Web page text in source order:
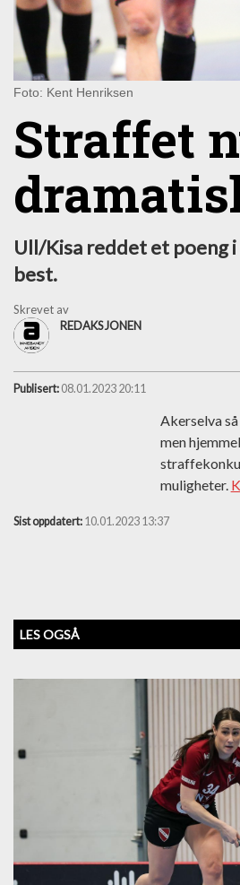
Foto: Kent Henriksen
Straffet
Ull/Kisa reddet et poeng
best.
Skrevet av
REDAKSJONEN
Publisert: 08.01.2023 20:11
Akerselva
men
muligheter.
Sist oppdatert: 10.01.2023 13:37
LES OGSÅ